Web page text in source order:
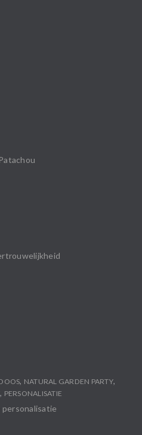
, NATURAL GARDEN PARTY,
, PERSONALISATIE